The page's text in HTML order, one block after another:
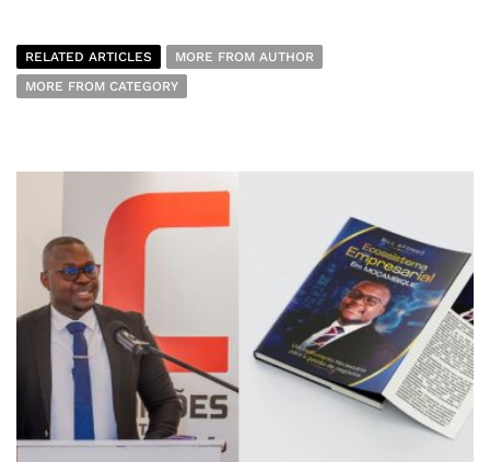
RELATED ARTICLES
MORE FROM AUTHOR
MORE FROM CATEGORY